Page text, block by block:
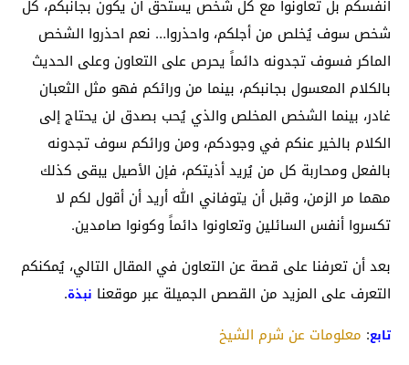
أنفسكم بل تعاونوا مع كل شخص يستحق أن يكون بجانبكم، كل
شخص سوف يُخلص من أجلكم، واحذروا… نعم احذروا الشخص
الماكر فسوف تجدونه دائماً يحرص على التعاون وعلى الحديث
بالكلام المعسول بجانبكم، بينما من ورائكم فهو مثل الثعبان
غادر، بينما الشخص المخلص والذي يُحب بصدق لن يحتاج إلى
الكلام بالخير عنكم في وجودكم، ومن ورائكم سوف تجدونه
بالفعل ومحاربة كل من يُريد أذيتكم، فإن الأصيل يبقى كذلك
مهما مر الزمن، وقبل أن يتوفاني الله أريد أن أقول لكم لا
تكسروا أنفس السائلين وتعاونوا دائماً وكونوا صامدين.
بعد أن تعرفنا على قصة عن التعاون في المقال التالي، يُمكنكم
التعرف على المزيد من القصص الجميلة عبر موقعنا نبذة.
تابع: معلومات عن شرم الشيخ